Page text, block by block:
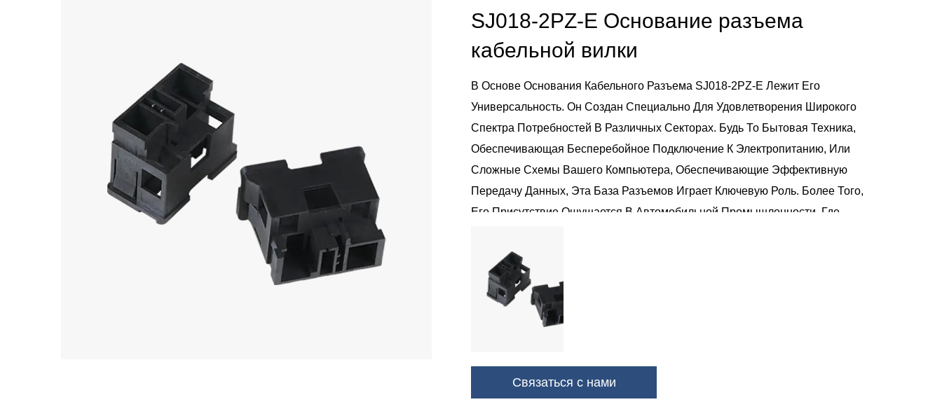
SJ018-2PZ-E Основание разъема
кабельной вилки
В Основе Основания Кабельного Разъема SJ018-2PZ-E Лежит Его
Универсальность. Он Создан Специально Для Удовлетворения Широкого
Спектра Потребностей В Различных Секторах. Будь То Бытовая Техника,
Обеспечивающая Бесперебойное Подключение К Электропитанию, Или
Сложные Схемы Вашего Компьютера, Обеспечивающие Эффективную
Передачу Данных, Эта База Разъемов Играет Ключевую Роль. Более Того,
Его Присутствие Ощущается В Автомобильной Промышленности, Где
Обеспечивая Стабильные Соединения В Различных Компонентах
Автомобиля.
Связаться с нами